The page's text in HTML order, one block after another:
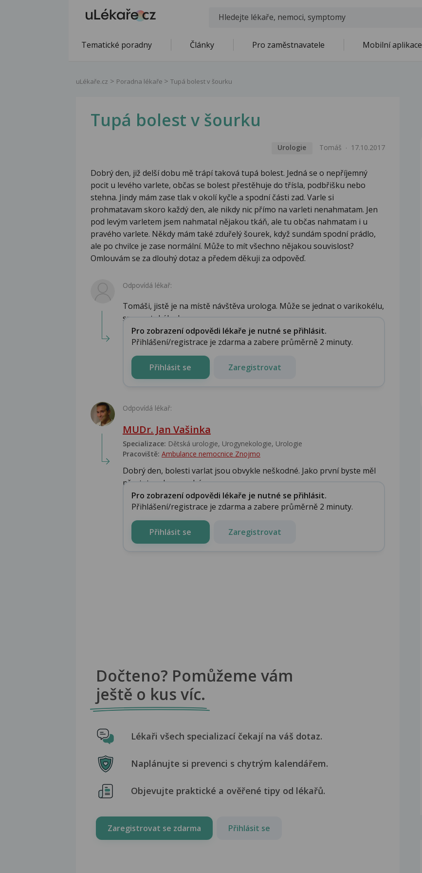
Tematické poradny Články Pro zaměstnavatele Mobilní aplikace
uLékaře.cz Poradna lékaře Tupá bolest v šourku
Tupá bolest v šourku
Urologie Tomáš 17.10.2017
Dobrý den, již delší dobu mě trápí taková tupá bolest. Jedná se o nepříjemný
pocit u levého varlete, občas se bolest přestěhuje do třísla, podbřišku nebo
stehna. Jindy mám zase tlak v okolí kyčle a spodní části zad. Varle si
prohmatavam skoro každý den, ale nikdy nic přímo na varleti nenahmatam. Jen
pod levým varletem jsem nahmatal nějakou tkáň, ale tu občas nahmatam i u
pravého varlete. Někdy mám také zduřelý šourek, když sundám spodní prádlo,
ale po chvilce je zase normální. Může to mít všechno nějakou souvislost?
Omlouvám se za dlouhý dotaz a předem děkuji za odpověď.
Odpovídá lékař:
Tomáši, jistě je na místě návštěva urologa. Může se jednat o varikokélu,
spermatokélu, h...
Pro zobrazení odpovědi lékaře je nutné se přihlásit.
Přihlášení/registrace je zdarma a zabere průměrně 2 minuty.
Přihlásit se Zaregistrovat
Odpovídá lékař:
MUDr. Jan Vašinka
Specializace: Dětská urologie, Urogynekologie, Urologie‎
Pracoviště: Ambulance nemocnice Znojmo
Dobrý den, bolesti varlat jsou obvykle neškodné. Jako první byste měl
přestat varle prosaháva...
Pro zobrazení odpovědi lékaře je nutné se přihlásit.
Přihlášení/registrace je zdarma a zabere průměrně 2 minuty.
Přihlásit se Zaregistrovat
Dočteno? Pomůžeme vám
ještě o kus víc.
Lékaři všech specializací čekají na váš dotaz.
Naplánujte si prevenci s chytrým kalendářem.
Objevujte praktické a ověřené tipy od lékařů.
Zaregistrovat se zdarma Přihlásit se